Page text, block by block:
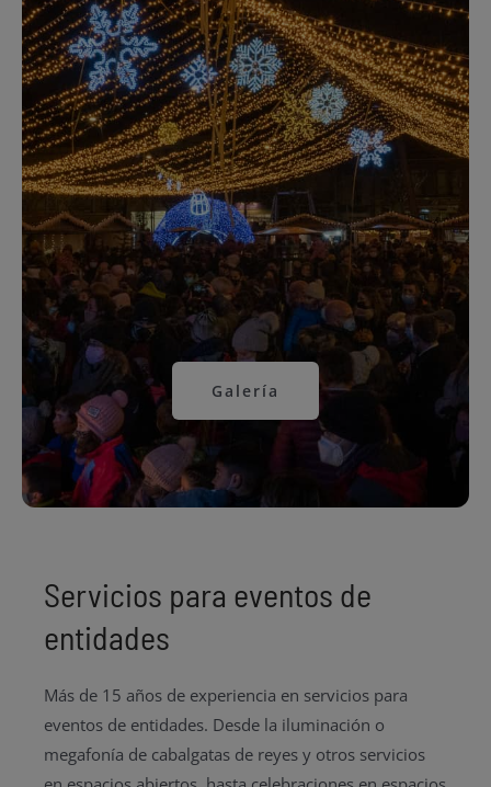
Galería
Servicios para eventos de
entidades
Más de 15 años de experiencia en servicios para
eventos de entidades. Desde la iluminación o
megafonía de cabalgatas de reyes y otros servicios